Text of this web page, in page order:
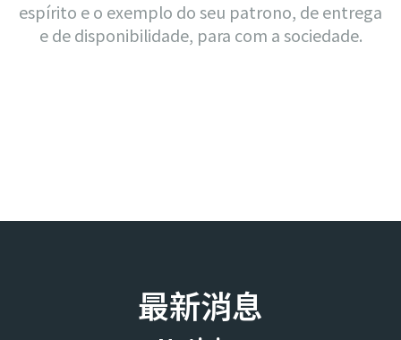
espírito e o exemplo do seu patrono, de entrega
e de disponibilidade, para com a sociedade.
最新消息